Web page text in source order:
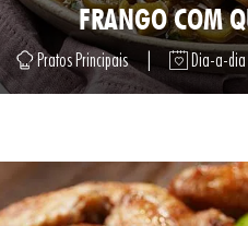
FRANGO COM
Pratos Principais Dia-a-dia